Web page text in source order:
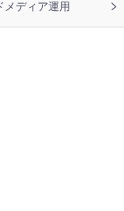
メディア運用